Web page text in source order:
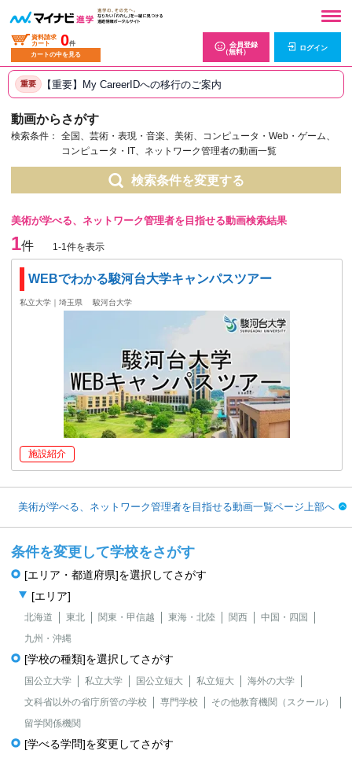
資料請求
カート
0件
カートの中を見る
会員登録
（無料）
ログイン
重要 【重要】My CareerIDへの移行のご案内
動画からさがす
検索条件：
全国、芸術・表現・音楽、美術、コンピュータ・Web・ゲーム、
コンピュータ・IT、ネットワーク管理者の動画一覧
検索条件を変更する
美術が学べる、ネットワーク管理者を目指せる動画検索結果
1件 1-1件を表示
WEBでわかる駿河台大学キャンパスツアー
私立大学｜埼玉県 駿河台大学
施設紹介
美術が学べる、ネットワーク管理者を目指せる動画一覧ページ上部へ
条件を変更して学校をさがす
[エリア・都道府県]を選択してさがす
[エリア]
北海道 東北 関東・甲信越 東海・北陸 関西
中国・四国
九州・沖縄
[学校の種類]を選択してさがす
国公立大学 私立大学 国公立短大 私立短大
海外の大学
文科省以外の省庁所管の学校
専門学校
その他教育機関（スクール）
留学関係機関
[学べる学問]を変更してさがす